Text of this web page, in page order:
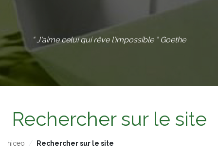
“ J'aime celui qui rêve l'impossible ” Goethe
Rechercher sur le site
hiceo Rechercher sur le site